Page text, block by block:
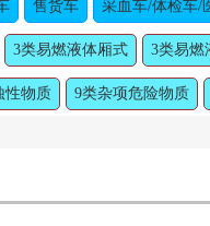
售货车 采血车/体检车/
3类易燃液体厢式 3类易燃
性物质 9类杂项危险物质